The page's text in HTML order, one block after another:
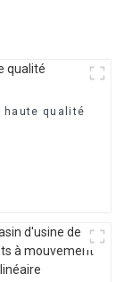
haute qualité